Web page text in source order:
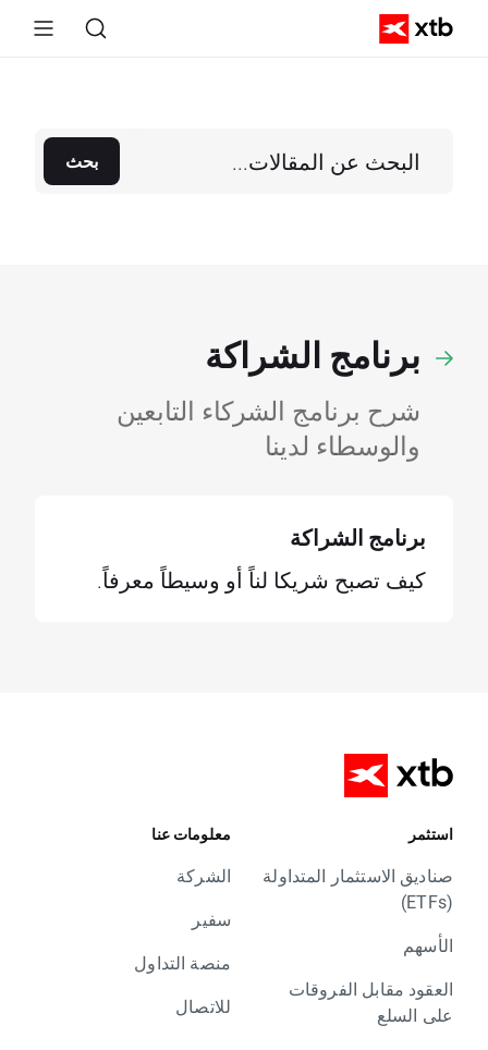
بحث
برنامج الشراكة
شرح برنامج الشركاء التابعين
والوسطاء لدينا
برنامج الشراكة
كيف تصبح شريكا لناً أو وسيطاً معرفاً.
استثمر
صناديق الاستثمار المتداولة
(ETFs)
الأسهم
العقود مقابل الفروقات
على السلع
معلومات عنا
الشركة
سفير
منصة التداول
للاتصال